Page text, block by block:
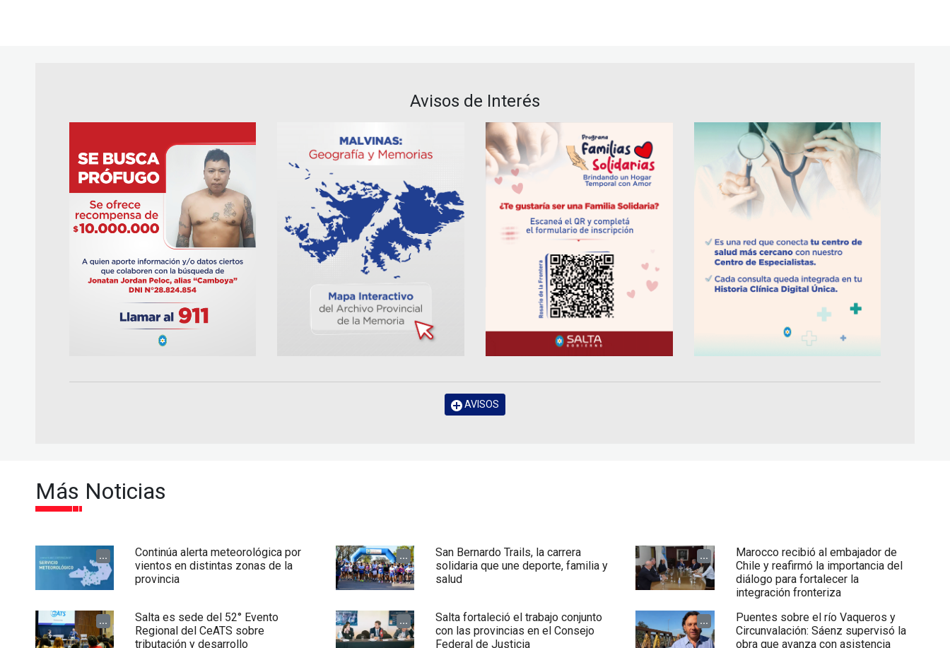
Avisos de Interés
AVISOS
Más Noticias
...
Continúa alerta meteorológica por
vientos en distintas zonas de la
provincia
...
San Bernardo Trails, la carrera
solidaria que une deporte, familia y
salud
...
Marocco recibió al embajador de
Chile y reafirmó la importancia del
diálogo para fortalecer la
integración fronteriza
...
Salta es sede del 52° Evento
Regional del CeATS sobre
tributación y desarrollo
...
Salta fortaleció el trabajo conjunto
con las provincias en el Consejo
Federal de Justicia
...
Puentes sobre el río Vaqueros y
Circunvalación: Sáenz supervisó la
obra que avanza con asistencia